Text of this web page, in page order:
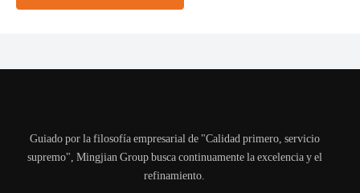
Guiado por la filosofía empresarial de "Calidad primero, servicio
supremo", Mingjian Group busca continuamente la excelencia y el
refinamiento.